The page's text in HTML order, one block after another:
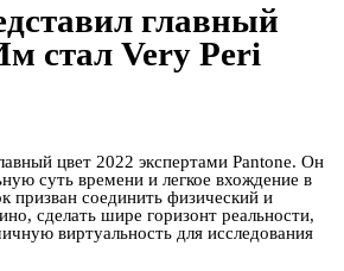
главный
стал Very Peri
цвет 2022 экспертами Pantone. Он
суть времени и легкое вхождение в
призван соединить физический и
сделать шире горизонт реальности,
виртуальность для исследования